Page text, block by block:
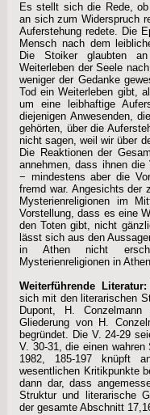
Es stellt sich die Rede,
an sich zum Widerspruch
Auferstehung redete. Die
Mensch nach dem
Die Stoiker glaubten
Weiterleben der Seele
weniger der Gedanke
Tod ein Weiterleben gibt,
um eine leibhaftige
diejenigen Anwesenden,
gehörten, über die
nicht sagen, weil wir über
Die Reaktionen der
annehmen, dass ihnen die
− mindestens aber die
fremd war. Angesichts der
Mysterienreligionen im
Vorstellung, dass es eine
den Toten gibt, nicht
lässt sich aus den
in Athen nicht
Mysterienreligionen in
Weiterführende Literatur:
sich mit den literarischen
Dupont, H.
Gliederung von H.
begründet. Die V. 24-29
V. 30-31, die einen
1982, 185-197 knüpft
wesentlichen Kritikpunkte
dann dar, dass
Struktur und literarische
der gesamte Abschnitt